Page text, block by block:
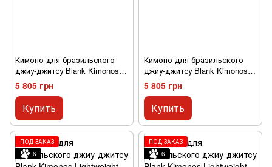
Кимоно для бразильского
джиу-джитсу Blank Kimonos
Pearl Weave Синее A0
5 805 грн
Купить
Кимоно для бразильского
джиу-джитсу Blank Kimonos
Pearl Weave Темно-Синее A0
5 805 грн
Купить
ПОД ЗАКАЗ
6
ПОД ЗАКАЗ
6